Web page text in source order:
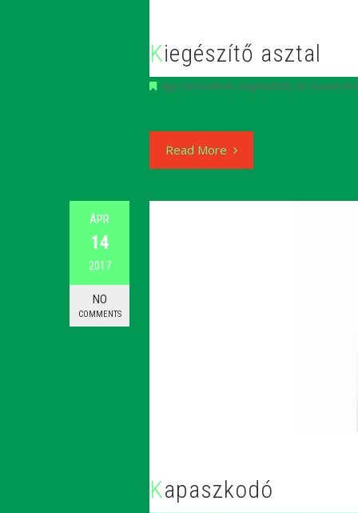
Kiegészítő asztal
Ágy tartozékok, kiegészítők,Az összes
Read More
ÁPR
14
2017
NO
COMMENTS
Kapaszkodó